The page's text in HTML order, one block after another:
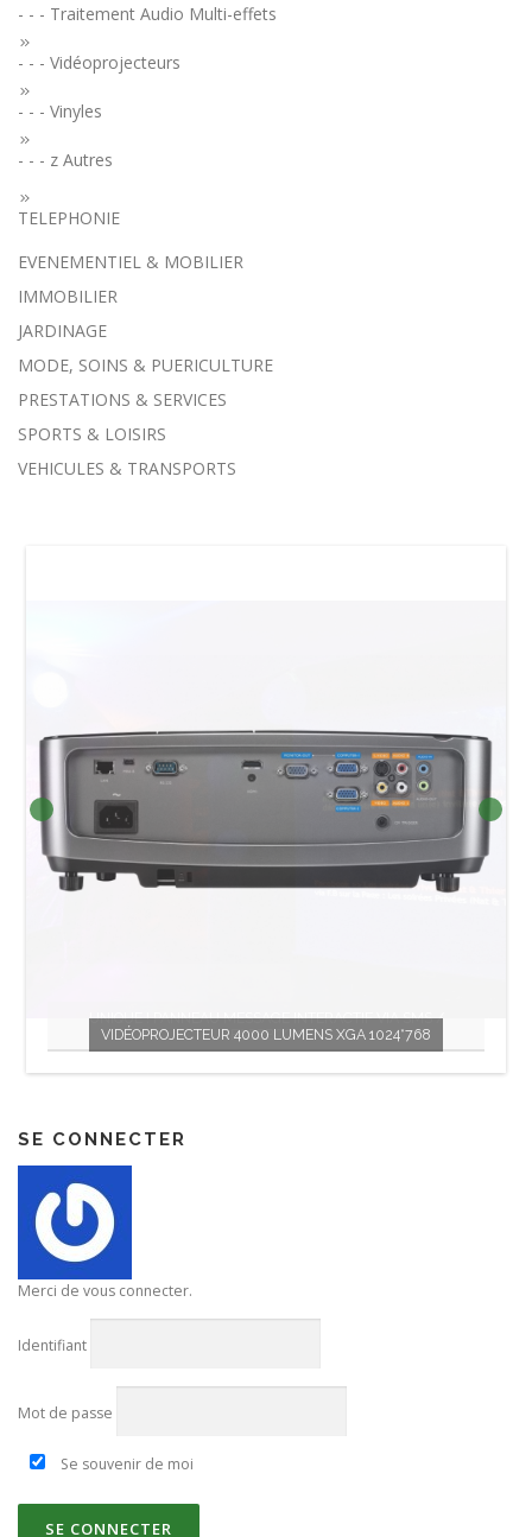
- - - Traitement Audio Multi-effets
- - - Vidéoprojecteurs
- - - Vinyles
- - - z Autres
TELEPHONIE
EVENEMENTIEL & MOBILIER
IMMOBILIER
JARDINAGE
MODE, SOINS & PUERICULTURE
PRESTATIONS & SERVICES
SPORTS & LOISIRS
VEHICULES & TRANSPORTS
VIDÉOPROJECTEUR 4000 LUMENS XGA 1024*768
UNIQUE ! PANNEAU MESSAGE INTERACTIF VIA SMS /
FACEBOOK
SE CONNECTER
Merci de vous connecter.
Identifiant
Mot de passe
Se souvenir de moi